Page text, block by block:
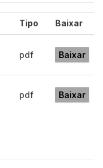
Tipo Baixar
pdf Baixar
pdf Baixar